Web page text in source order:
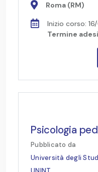
Roma (RM)
Inizio corso:
Termine
Psicologia
Pubblicato da
Università degli